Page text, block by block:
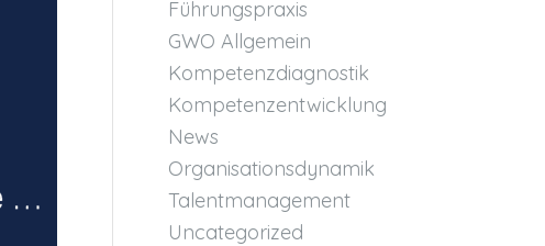
Führungspraxis
GWO Allgemein
Kompetenzdiagnostik
Kompetenzentwicklung
News
Organisationsdynamik
Talentmanagement
Uncategorized